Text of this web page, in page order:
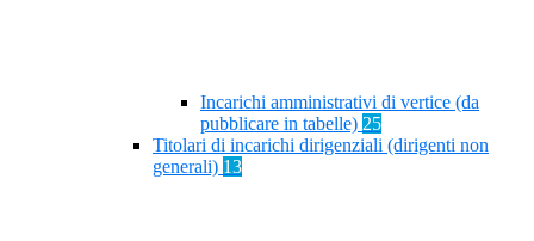
Incarichi amministrativi di vertice (da
pubblicare in tabelle) 25
Titolari di incarichi dirigenziali (dirigenti non
generali) 13